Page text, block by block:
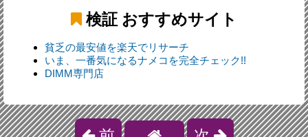
検証 おすすめサイト
貧乏の最安値を楽天でリサーチ
いま、一番気になるナメコを完全チェック!!
DIMM専門店